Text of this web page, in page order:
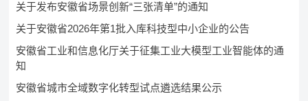
关于发布安徽省场景创新“三张清单”的通知
关于安徽省2026年第1批入库科技型中小企业的公告
安徽省工业和信息化厅关于征集工业大模型工业智能体的通
知
安徽省城市全域数字化转型试点遴选结果公示